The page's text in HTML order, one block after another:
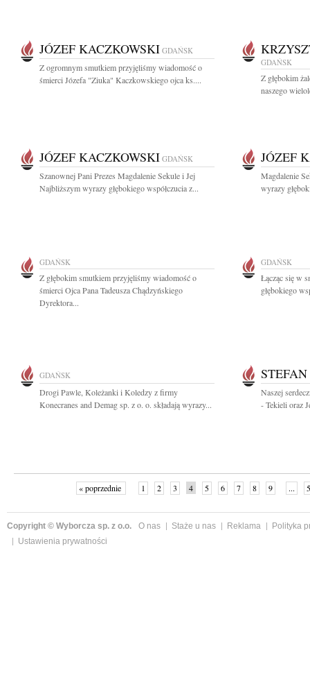
JÓZEF KACZKOWSKI GDAŃSK
Z ogromnym smutkiem przyjęliśmy wiadomość o
śmierci Józefa "Ziuka" Kaczkowskiego ojca ks....
GDAŃSK
Z głębokim
naszego
JÓZEF KACZKOWSKI GDAŃSK
Szanownej Pani Prezes Magdalenie Sekule i Jej
Najbliższym wyrazy głębokiego współczucia z...
JÓZEF
Magdalenie
wyrazy
GDAŃSK
Z głębokim smutkiem przyjęliśmy wiadomość o
śmierci Ojca Pana Tadeusza Chądzyńskiego
Dyrektora...
GDAŃSK
Łącząc się w
głębokiego
GDAŃSK
Drogi Pawle, Koleżanki i Koledzy z firmy
Konecranes and Demag sp. z o. o. składają wyrazy...
Naszej
- Tekieli oraz
« poprzednie 1 2 3 4 5 6 7 8 9 ...
Copyright © Wyborcza sp. z o.o. O nas Staże u nas Reklama
Polityka
Ustawienia prywatności